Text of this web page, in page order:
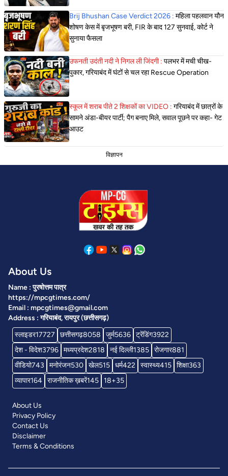
Brij Bhushan Case Verdict 2026 : महिला पहलवान यौन
शोषण केस में बृजभूषण बरी, FIR के बाद 127 सुनवाई, कोर्ट ने
सुनाया फैसला
उफनती उदंती नदी ने निगल ली जिंदगी : पलभर में मची चीख-
पुकार, गरियाबंद में घंटों से चल रहा Rescue Operation
स्कूल में शराब पीते 2 शिक्षकों का VIDEO : गरियाबंद में छात्रों के
सामने अंडा-बीयर पार्टी; पैग बनाए मिले, सवाल पूछने पर कहा- गेट
आउट
विज्ञापन
About Us
Name : पुरषोत्तम पात्र
https://mpcgtimes.com/
Email : mpcgtimes@gmail.com
Address : गरियाबंद, रायपुर (छत्तीसगढ़)
स्लाइडर17727 छत्तीसगढ़8058 जुर्म5636 ट्रेंडिंग3922
देश - विदेश3796 मध्यप्रदेश2818 नई दिल्ली1385 रोजगार881
वीडियो743 मनोरंजन530 खेल515 धर्म422 स्वास्थ्य415 शिक्षा363
व्यापार164 राजनीतिक ख़बरें145 18+35
About Us
Privacy Policy
Contact Us
Disclaimer
Terms & Conditions